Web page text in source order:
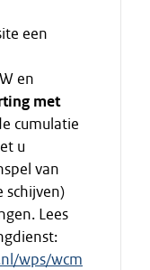
een
en
met
cumulatie
u
van
schijven)
Lees
wps/wcm